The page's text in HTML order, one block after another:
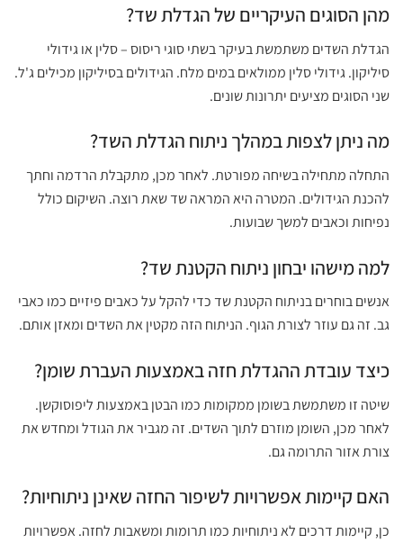
מהן הסוגים העיקריים של הגדלת שד?
הגדלת השדים משתמשת בעיקר בשתי סוגי ריסוס – סלין או גידולי
סיליקון. גידולי סלין ממולאים במים מלח. הגידולים בסיליקון מכילים ג'ל.
שני הסוגים מציעים יתרונות שונים.
מה ניתן לצפות במהלך ניתוח הגדלת השד?
התחלה מתחילה בשיחה מפורטת. לאחר מכן, מתקבלת הרדמה וחתך
להכנת הגידולים. המטרה היא המראה שד שאת רוצה. השיקום כולל
נפיחות וכאבים למשך שבועות.
למה מישהו יבחון ניתוח הקטנת שד?
אנשים בוחרים בניתוח הקטנת שד כדי להקל על כאבים פיזיים כמו כאבי
גב. זה גם עוזר לצורת הגוף. הניתוח הזה מקטין את השדים ומאזן אותם.
כיצד עובדת ההגדלת חזה באמצעות העברת שומן?
שיטה זו משתמשת בשומן ממקומות כמו הבטן באמצעות ליפוסוקשן.
לאחר מכן, השומן מוזרם לתוך השדים. זה מגביר את הגודל ומחדש את
צורת אזור התרומה גם.
האם קיימות אפשרויות לשיפור החזה שאינן ניתוחיות?
כן, קיימות דרכים לא ניתוחיות כמו תרומות ומשאבות לחזה. אפשרויות